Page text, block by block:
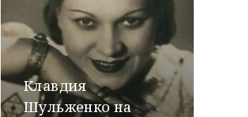
Клавдия
Шульженко на